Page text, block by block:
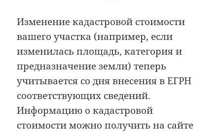
Изменение кадастровой стоимости
вашего участка (например, если
изменилась площадь, категория и
предназначение земли) теперь
учитывается со дня внесения в ЕГРН
соответствующих сведений.
Информацию о кадастровой
стоимости можно получить на сайте